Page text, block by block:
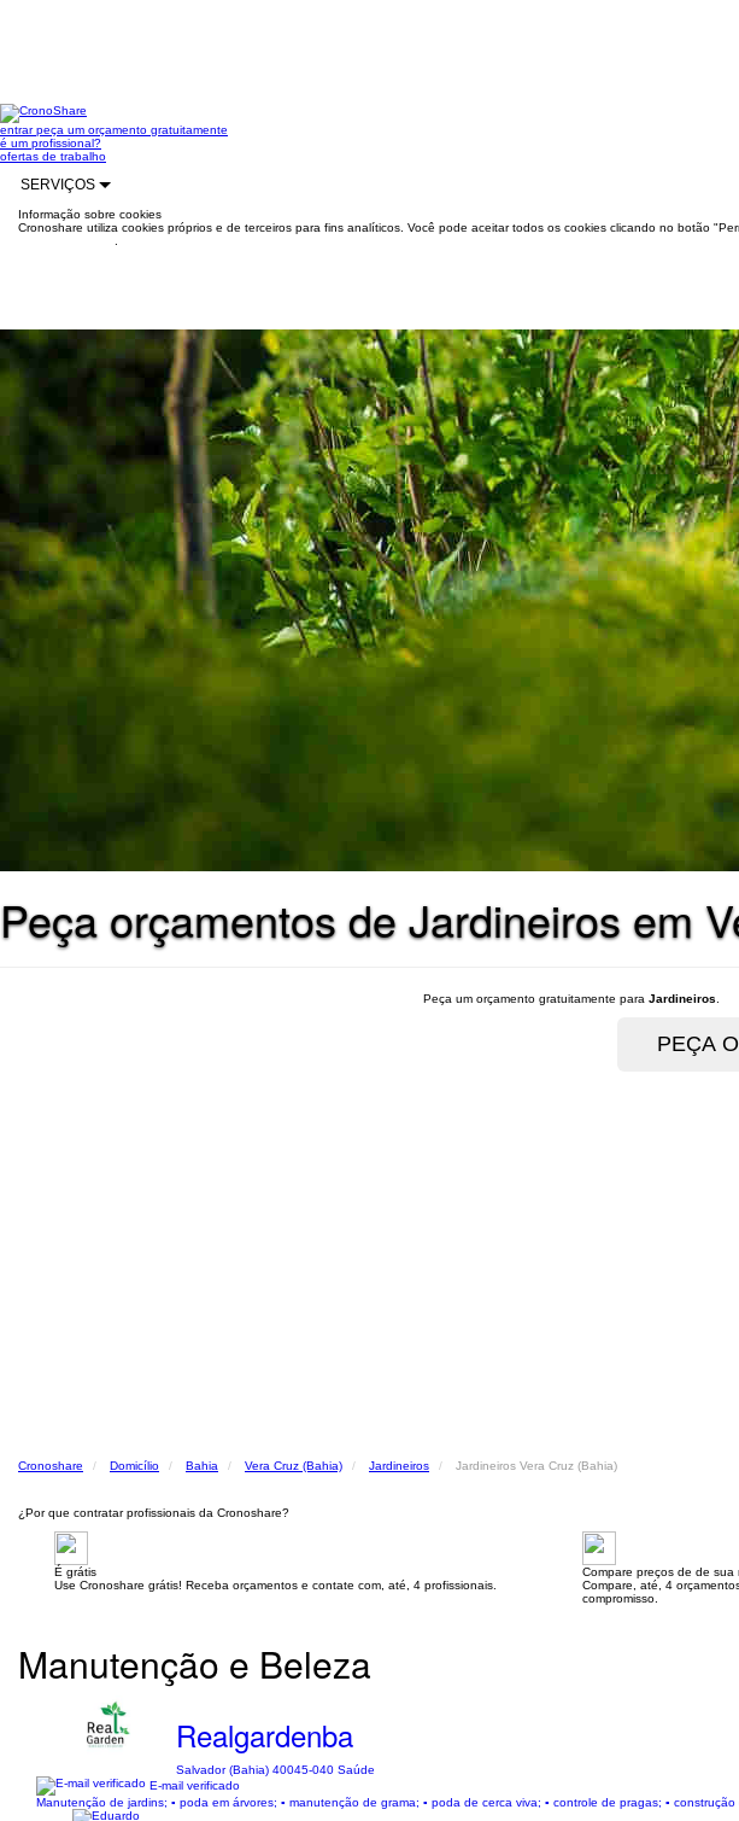
entrarpeça um orçamento gratuitamente
é um profissional?
ofertas de trabalho
SERVIÇOS
Informação sobre cookies
Cronoshare utiliza cookies próprios e de terceiros para fins analíticos. Você pode aceitar todos os cookies clicando no botão
Peça orçamentos de Jardineiros em
Peça um orçamento gratuitamente para Jardineiros
Cronoshare Domicílio Bahia Vera Cruz (Bahia) Jardineiros Jardineiros Vera Cruz (Bahia)
¿Por que contratar profissionais da Cronoshare?
É grátis
Use Cronoshare grátis! Receba orçamentos e contate com, até, 4 profissionais.
Compare preços de de sua
Compare, até, 4
compromisso.
Manutenção e Beleza
Realgardenba
Salvador (Bahia) 40045-040 Saúde
E-mail verificado
Manutenção de jardins; ▪︎ poda em árvores; ▪︎ manutenção de grama; ▪︎ poda de cerca viva; ▪︎ controle de pragas; ▪︎